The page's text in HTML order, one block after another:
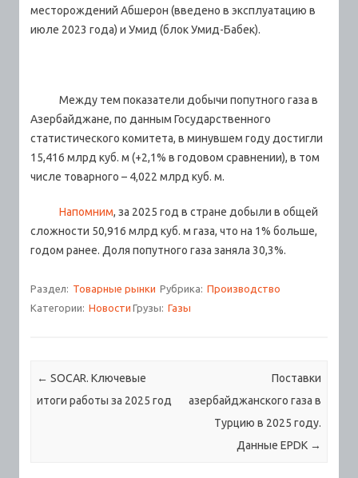
месторождений Абшерон (введено в эксплуатацию в
июле 2023 года) и Умид (блок Умид-Бабек).
Между тем показатели добычи попутного газа в
Азербайджане, по данным Государственного
статистического комитета, в минувшем году достигли
15,416 млрд куб. м (+2,1% в годовом сравнении), в том
числе товарного – 4,022 млрд куб. м.
Напомним, за 2025 год в стране добыли в общей
сложности 50,916 млрд куб. м газа, что на 1% больше,
годом ранее. Доля попутного газа заняла 30,3%.
Раздел: Товарные рынки Рубрика: Производство
Категории: Новости Грузы: Газы
Навигация по записям
← SOCAR. Ключевые
итоги работы за 2025 год
Поставки
азербайджанского газа в
Турцию в 2025 году.
Данные EPDK →